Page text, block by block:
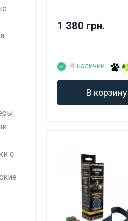
с
1 380 грн.
В наличии
В корзину